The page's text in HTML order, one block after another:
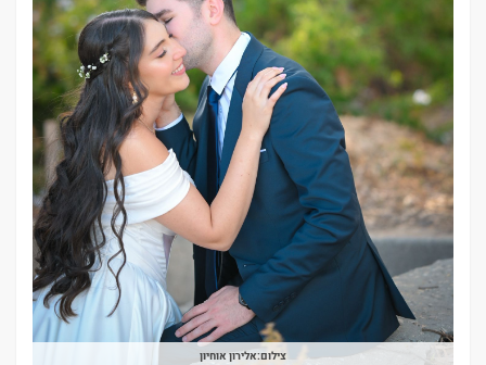
צילום:אלירון אוחיון